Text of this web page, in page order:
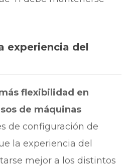
experiencia del
flexibilidad en
de máquinas
de configuración de
la experiencia del
mejor a los distintos